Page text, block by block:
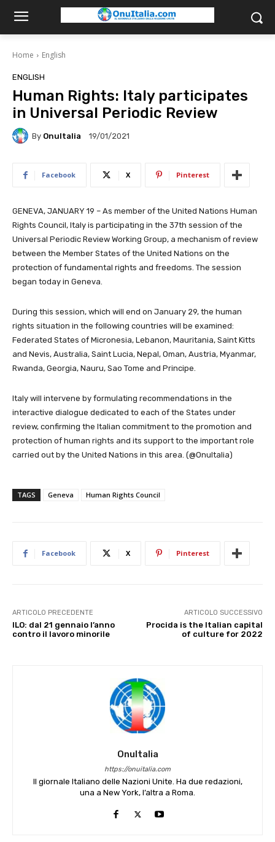
Home English
ENGLISH
Human Rights: Italy participates
in Universal Periodic Review
By OnuItalia 19/01/2021
Facebook X Pinterest
GENEVA, JANUARY 19 – As member of the United Nations Human
Rights Council, Italy is participating in the 37th session of the
Universal Periodic Review Working Group, a mechanism of review
between the Member States of the United Nations on the
protection of fundamental rights and freedoms. The session
began today in Geneva.
During this session, which will end on January 29, the human
rights situation in the following countries will be examined:
Federated States of Micronesia, Lebanon, Mauritania, Saint Kitts
and Nevis, Australia, Saint Lucia, Nepal, Oman, Austria, Myanmar,
Rwanda, Georgia, Nauru, Sao Tome and Principe.
Italy will intervene by formulating recommendations in the
interactive dialogue dedicated to each of the States under
review, confirming the Italian commitment to the promotion and
protection of human rights and its support to the important role
carried out by the United Nations in this area. (@OnuItalia)
TAGS Geneva Human Rights Council
Facebook X Pinterest
ARTICOLO PRECEDENTE
ILO: dal 21 gennaio l’anno
contro il lavoro minorile
ARTICOLO SUCCESSIVO
Procida is the Italian capital
of culture for 2022
OnuItalia
https://onuitalia.com
Il giornale Italiano delle Nazioni Unite. Ha due redazioni,
una a New York, l’altra a Roma.